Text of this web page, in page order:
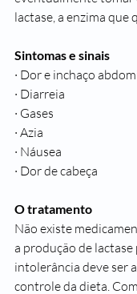
lactase, a enzima que
Sintomas e sinais
· Dor e inchaço
· Diarreia
· Gases
· Azia
· Náusea
· Dor de cabeça
O tratamento
Não existe
a produção de lactase
intolerância deve ser
controle da dieta.